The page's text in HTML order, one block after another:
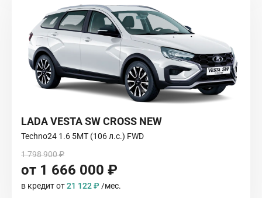
LADA VESTA SW CROSS NEW
Techno24 1.6 5MT (106 л.с.) FWD
1 798 900 ₽
от 1 666 000 ₽
в кредит от21 122 ₽ /мес.